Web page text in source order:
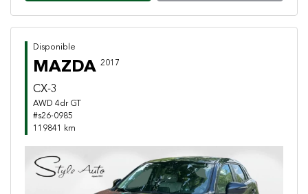
Disponible
MAZDA 2017
CX-3
AWD 4dr GT
#s26-0985
119841 km